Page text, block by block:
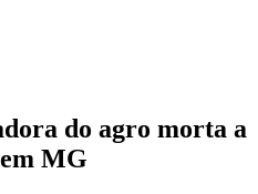
do agro morta a
MG